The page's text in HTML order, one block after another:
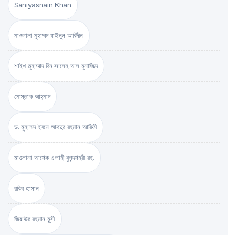
Saniyasnain Khan
মাওলানা মুহাম্মদ যাইনুল আবিদীন
শাইখ মুহাম্মাদ বিন সালেহ আল মুনাজ্জিদ
মোস্তাক আহ্‌মাদ
ড. মুহাম্মদ ইবনে আবদুর রহমান আরিফী
মাওলানা আশেক এলাহী বুলন্দশহরী রহ.
রকিব হাসান
জিয়াউর রহমান মুন্সী